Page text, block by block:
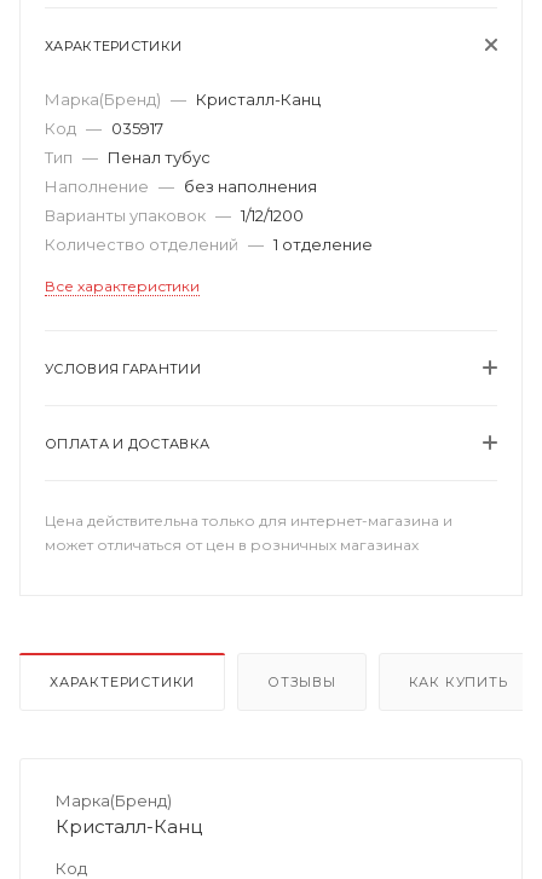
ХАРАКТЕРИСТИКИ
Марка(Бренд) — Кристалл-Канц
Код — 035917
Тип — Пенал тубус
Наполнение — без наполнения
Варианты упаковок — 1/12/1200
Количество отделений — 1 отделение
Все характеристики
УСЛОВИЯ ГАРАНТИИ
ОПЛАТА И ДОСТАВКА
Цена действительна только для интернет-магазина и
может отличаться от цен в розничных магазинах
ХАРАКТЕРИСТИКИ ОТЗЫВЫ КАК КУПИТЬ
Марка(Бренд)
Кристалл-Канц
Код